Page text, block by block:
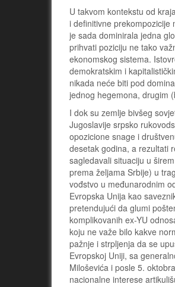
U takvom kontekstu od
i definitivne prekompozicije
je sada dominirala jedna
prihvati poziciju ne tako
ekonomskog sistema.
demokratskim i
nikada neće biti pod
jednog hegemona, drugim
I dok su zemlje bivšeg
Jugoslavije srpsko
opozicione snage i
desetak godina, a rezultati
sagledavali situaciju u
prema željama Srbije) u
vođstvo u međunarodnim
Evropska Unija kao
pretendujući da glumi
komplikovanih ex-YU
koju ne važe bilo kakve
pažnje i strpljenja da se
Evropskoj Uniji, sa
Miloševića i posle 5.
nacionalne interese